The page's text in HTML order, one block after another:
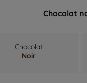
Chocolat
Chocolat
Noir